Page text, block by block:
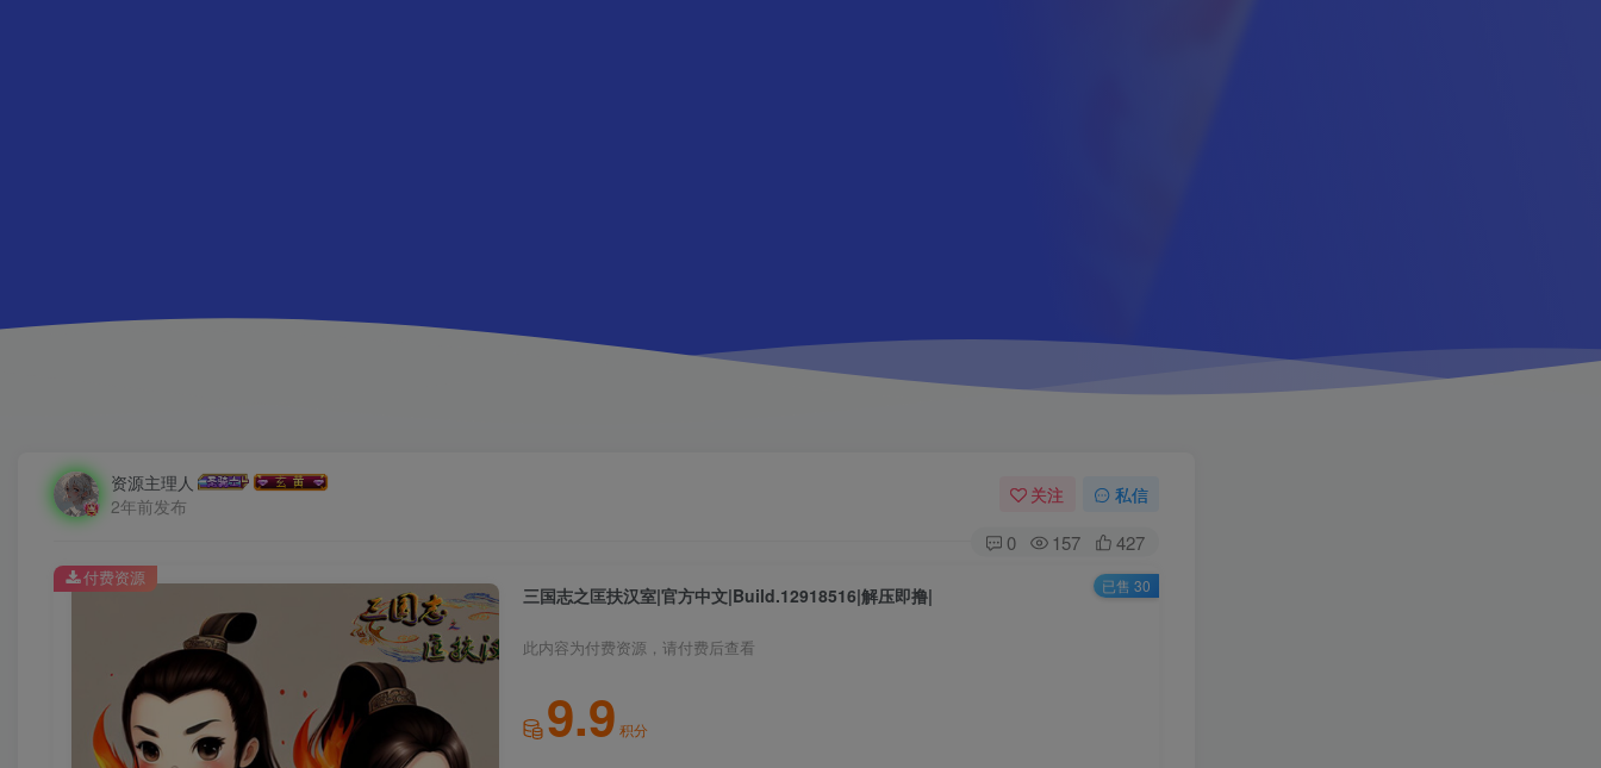
资源主理人
2年前发布
关注 私信
0 157 427
三国志之匡扶汉室|官方中文|Build.12918516|解压即撸|
此内容为付费资源，请付费后查看
9.9 积分
付费资源 已售 30